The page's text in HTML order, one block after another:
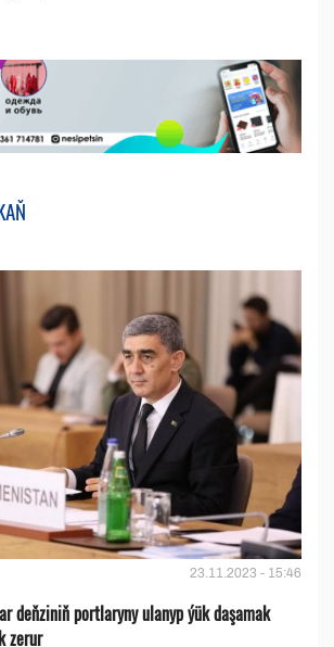
23.11.2023 - 15:46
deňziniň portlaryny ulanyp ýük daşamak
zerur